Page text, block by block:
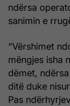
ndërsa
sanimin e
“Vërshimet
mëngjes isha
dëmet,
ditë duke
Pas